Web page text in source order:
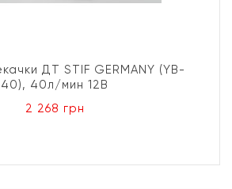
ДТ STIF GERMANY (YB-
40), 40л/мин 12В
2 268 грн